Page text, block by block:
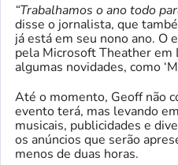
“Trabalhamos o ano todo
disse o jornalista, que
já está em seu nono ano. O
pela Microsoft Theather em
algumas novidades, como
Até o momento, Geoff não
evento terá, mas levando
musicais, publicidades e
os anúncios que serão
menos de duas horas.